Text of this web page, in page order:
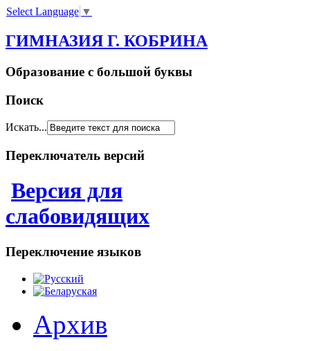
Select Language ▼
ГИМНАЗИЯ Г. КОБРИНА
Образование с большой буквы
Поиск
Искать...
Переключатель версий
Версия для
слабовидящих
Переключение языков
Архив